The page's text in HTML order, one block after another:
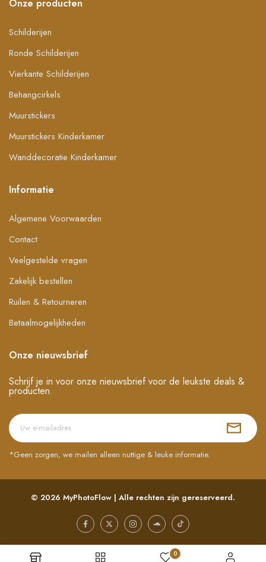
Onze producten
Schilderijen
Ronde Schilderijen
Vierkante Schilderijen
Behangcirkels
Muurstickers
Muurstickers Kinderkamer
Wanddecoratie Kinderkamer
Informatie
Algemene Voorwaarden
Contact
Veelgestelde vragen
Zakelijk bestellen
Ruilen & Retourneren
Betaalmogelijkheden
Onze nieuwsbrief
Schrijf je in voor onze nieuwsbrief voor de leukste deals &
producten.
*Geen zorgen, we mailen alleen nuttige & leuke informatie.
© 2026 MyPhotoFlow | Alle rechten zijn gereserveerd.
0